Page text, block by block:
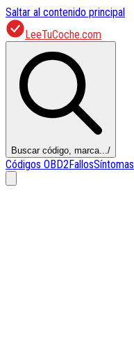
Saltar al contenido principal
LeeTuCoche.com
Buscar código, marca.../
Códigos OBD2FallosSíntomas